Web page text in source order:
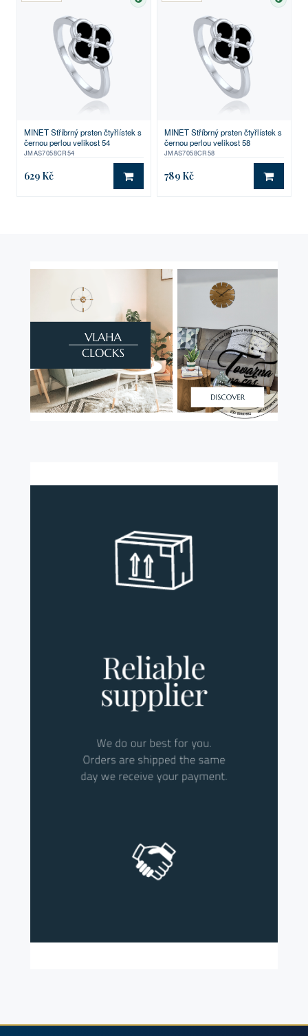
SKLADEM
MINET Stříbrný prsten čtyřlístek s
černou perlou velikost 54
JMAS7058CR54
629 Kč DO KOŠÍKU
MINET Stříbrný prsten čtyřlístek s
černou perlou velikost 58
JMAS7058CR58
789 Kč DO